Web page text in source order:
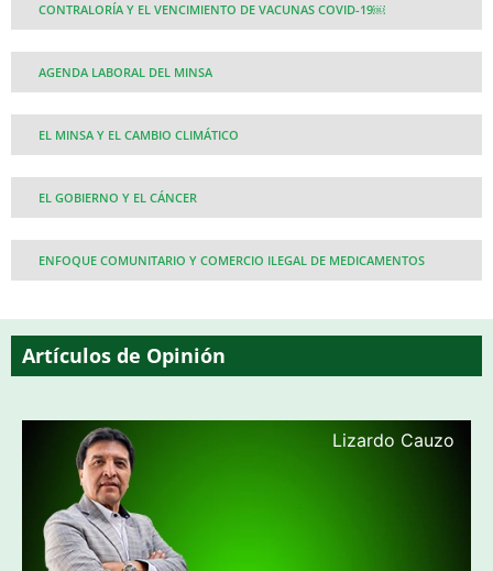
CONTRALORÍA Y EL VENCIMIENTO DE VACUNAS COVID-19￼
AGENDA LABORAL DEL MINSA
EL MINSA Y EL CAMBIO CLIMÁTICO
EL GOBIERNO Y EL CÁNCER
ENFOQUE COMUNITARIO Y COMERCIO ILEGAL DE MEDICAMENTOS
Artículos de Opinión
Lizardo Cauzo